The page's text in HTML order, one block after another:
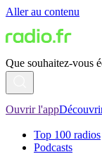
Aller au contenu
Que souhaitez-vous
Ouvrir l'app
Top 100 radios
Podcasts